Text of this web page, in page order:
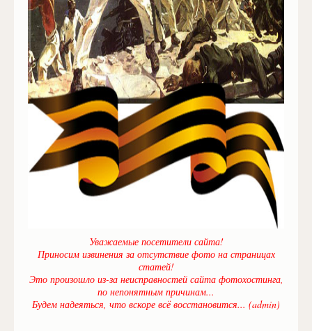
Уважаемые посетители сайта!
Приносим извинения за отсутствие фото на страницах
статей!
Это произошло из-за неисправностей сайта фотохостинга,
по непонятным причинам...
Будем надеяться, что вскоре всё восстановится... (admin)